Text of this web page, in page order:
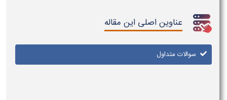
عناوین اصلی این مقاله
سوالات متداول